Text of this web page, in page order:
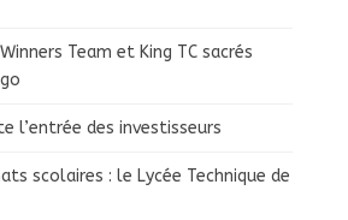
Team et King TC sacrés
l’entrée des investisseurs
scolaires : le Lycée Technique de